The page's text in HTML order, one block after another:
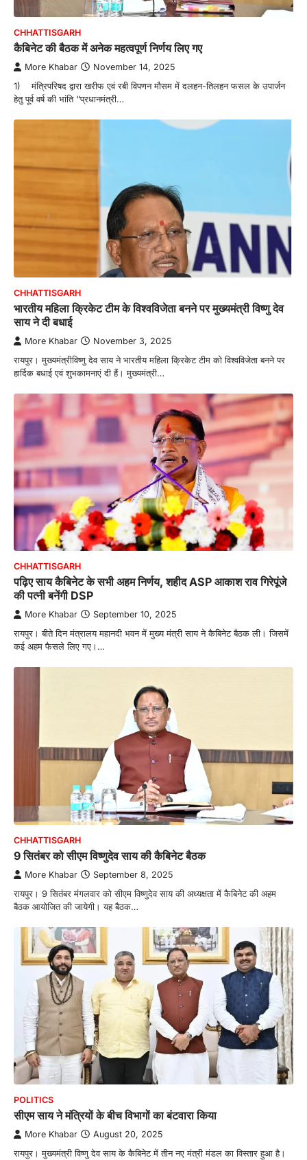
CHHATTISGARH
कैबिनेट की बैठक में अनेक महत्वपूर्ण निर्णय लिए गए
More Khabar November 14, 2025
1) मंत्रिपरिषद द्वारा खरीफ एवं रबी विपणन मौसम में दलहन-तिलहन फसल के उपार्जन
हेतु पूर्व वर्ष की भांति ‘‘प्रधानमंत्री…
CHHATTISGARH
भारतीय महिला क्रिकेट टीम के विश्वविजेता बनने पर मुख्यमंत्री विष्णु देव
साय ने दी बधाई
More Khabar November 3, 2025
रायपुर। मुख्यमंत्रीविष्णु देव साय ने भारतीय महिला क्रिकेट टीम को विश्वविजेता बनने पर
हार्दिक बधाई एवं शुभकामनाएं दी हैं। मुख्यमंत्री…
CHHATTISGARH
पढ़िए साय कैबिनेट के सभी अहम निर्णय, शहीद ASP आकाश राव गिरेपूंजे
की पत्नी बनेंगी DSP
More Khabar September 10, 2025
रायपुर। बीते दिन मंत्रालय महानदी भवन में मुख्य मंत्री साय ने कैबिनेट बैठक ली। जिसमें
कई अहम फैसले लिए गए।…
CHHATTISGARH
9 सितंबर को सीएम विष्णुदेव साय की कैबिनेट बैठक
More Khabar September 8, 2025
रायपुर। 9 सितंबर मंगलवार को सीएम विष्णुदेव साय की अध्यक्षता में कैबिनेट की अहम
बैठक आयोजित की जायेगी। यह बैठक…
POLITICS
सीएम साय ने मंत्रियों के बीच विभागों का बंटवारा किया
More Khabar August 20, 2025
रायपुर। मुख्यमंत्री विष्णु देव साय के कैबिनेट में तीन नए मंत्री मंडल का विस्तार हुआ है।